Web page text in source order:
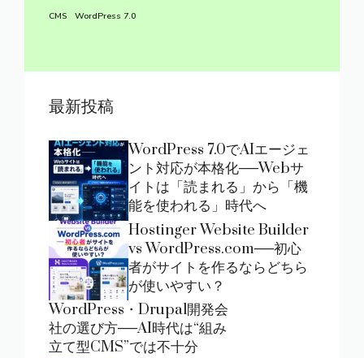
CMS WordPress 7.0
最新投稿
WordPress 7.0でAIエージェ
ント対応が本格化──Webサ
イトは「読まれる」から「機
能を使われる」時代へ
Hostinger Website Builder
vs WordPress.com──初心
者がサイトを作るならどちら
が使いやすい？
WordPress・Drupal開発会
社の選び方──AI時代は“組み
立て型CMS”では不十分